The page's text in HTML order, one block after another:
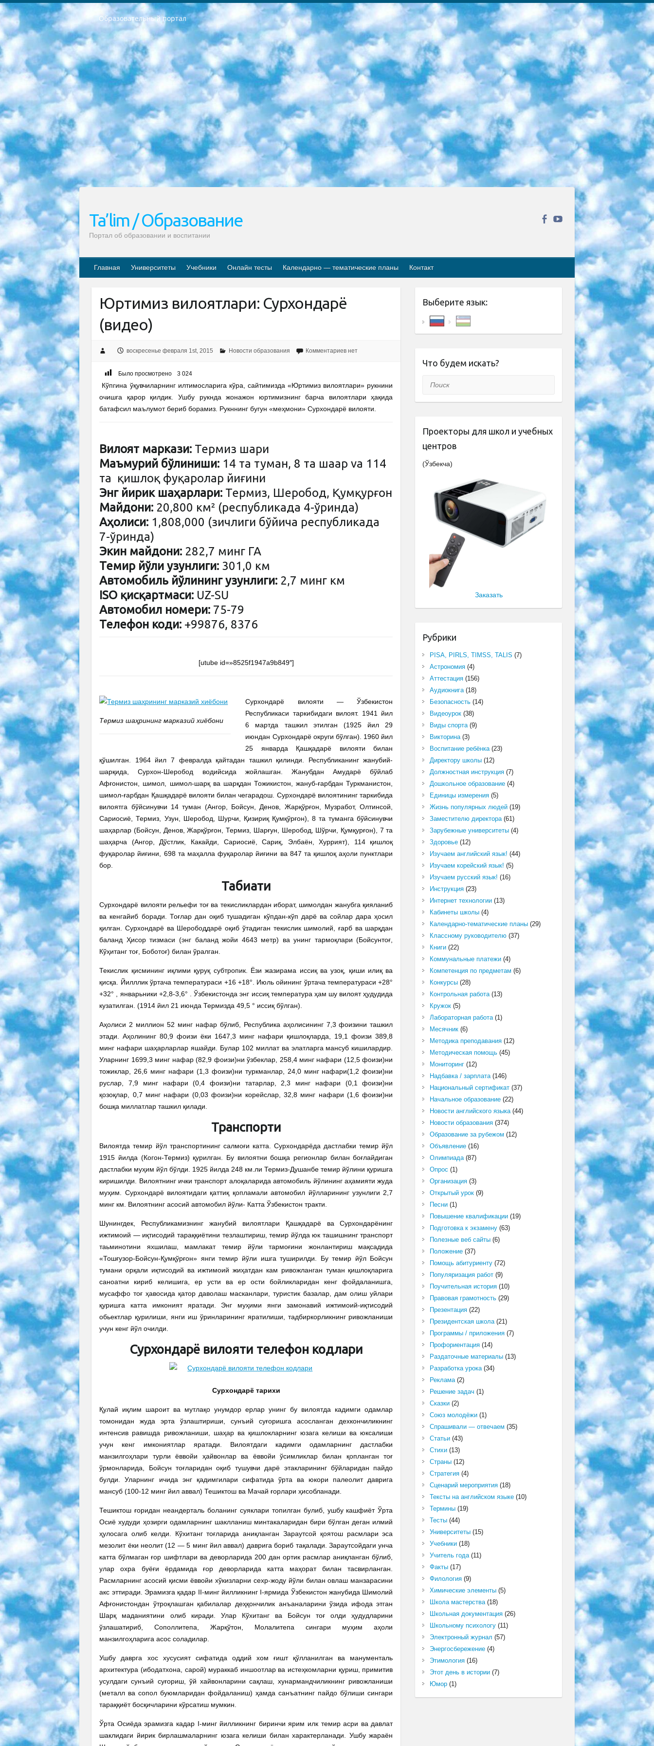
Образовательный портал
РЕСПУБЛИКА УЗБЕКИСТАН МИНИСТРЕРСТВО ДОШКОЛЬНОГО И ШКОЛЬНОГО ОБРАЗОВАНИЯ КОМАНДА в общеобразовательных учреждениях в 2023-2024 учебном году организация и проведение итоговой государственной аттестации обучающихся о Министра дошкольного и школьного образования Республики Узбекистан от 4 марта 2008 года (постановлением Минюста от 20 марта 2008 года № 1778 государственной регистрации) «Итоговое состояние учащихся общего среднего образования на основании положения об утверждении положения об аттестации общего среднего образования выпускной экзамен студентов в образовательных учреждениях в 2023-2024 учебном году В целях организации и прохождения аттестации приказываю: 1. Следующее: перечень предметов, по которым будет проводиться итоговая государственная аттестация и экзамен формы перевода согласно приложению 1; сертификаты международного образца, оценивающие уровень владения иностранными языками перечень согласно приложению 2; 2. Педагогический при специализированных образовательных учреждениях. научно-практический центр квалификации и международной оценки (Д.Давидова) 2024 г. До 25 марта: задания по предметам, по которым будет проводиться итоговая аттестация разработка и утверждение технических условий; итоговая аттестация на основании разработанного предметного задания разработка вопросов по предметам (устно и письменно), экзамен передача; общеобразовательные средние школы и специальные учебные заведения учащиеся выпускных классов школ и интернатов в агентской системе подготовка базы данных экзаменационных материалов и критериев оценки; перевод базы экзаменационных материалов на все языки обучения подать в Республиканский образовательный центр для изготовления; варианты экзаменов на основе разработанных контрольных материалов пусть будут поставлены задачи формирования. 3. Республиканский образовательный центр (Ш.Худайкулов) до 5 апреля 2024 года. до: база данных предоставленных экзаменационных материалов на все языки обучения перевод и экспертиза; для слепых, слабовидящих, глухих, слабослышащих и умственно отсталых детей учащиеся выпускных классов специализированных школ и школ-интернатов база данных экзаменационных материалов на всех преподаваемых языках подготовка критериев оценки; специализированные школы для умственно отсталых детей и технологии для учащихся выпускных классов школ-интернатов разработка соответствующих рекомендаций и критериев проведения ЕГЭ по естествознанию давать задания. 4. Педагогический при специализированных образовательных учреждениях. Научно-практический центр навыков и международной оценки (Д.Давидова), Республика образовательный центр (Худайкулов Ш.) итоговый государственный аттестационный экзамен ориентирован на творческое и логическое мышление при подготовке базы материалов учитывать введение заданий. 5. Следует отметить, что: сертификат государственного образца о знании общеобразовательного предмета и как минимум национальный уровень B1 по предметам на иностранных языках, указанным в Приложении 2. или международно признанный сертификат эквивалентного уровня студенты, изучающие определенный предмет, освобождаются от экзамена; по соответствующим предметам запланирована итоговая государственная аттестация за день до дня, путем жеребьевки Рабочей группой (в письменной форме по предметам, проводимым в форме) из числа сформированных вариантов выбрано 2 варианта; 2 выбранных варианта экзамена анонсированы на официальном сайте министерства и все выпускники по всей стране на основе этих вариантов проводит итоговую государственную аттестацию. 6. Государственное образование учащихся средних общеобразовательных учреждений. знания в соответствии с квалификационными требованиями, которые необходимо приобрести на основании стандартов итоговый (выпускной) контроль для 9 и 11 классов в целях тестирования Экзамены (далее – экзамены) состоят из предметов, перечисленных в приложении 1. будет сделано. 7. Экзамены пройдут с 26 мая по 15 июня 2024 г. (кроме науки физического воспитания). 8. Физическая для учащихся 9 классов общесредних образовательных учреждений. Экзамены по предмету «Образование, квалификация медицина» 1-6 мая 2024 года. сотрудники перевести под присмотр (с отклонениями в физическом или умственном развитии) специализированная школа для детей, школы-интернаты и со сколиозом школы-интернаты санаторного типа для больных детей исключены). 9. Он был слепым, слабовидящим и имел нарушения опорно-двигательного аппарата. экзамены в специализированных школах и интернатах для детей должны проводиться исходя из требований, предъявляемых к общеобразовательным учреждениям (физкультура кроме науки). 10. Специализированная школа для глухих и слабослышащих детей. и экзамены в интернатах и быть реализован в виде письменного теста по математике. 11. Специальность для умственно отсталых детей. Для 9 класса Родной язык и литературное письмо Государственный язык (язык обучения – узбекский). для неклассов) написано Математическое письмо Письменная/устная история Узбекистана Физическое воспитание практично Итоговый контроль Для 11 класса Написание родного языка и литературы (эссе) Математическое письмо Узбекский язык (обучение на узбекском языке) не посещающее общее среднее образование для учреждений)/Образовательное учреждение выбор письменный и устный Иностранный язык письменный/устный Письменная/устная история Узбекистана *По выбору студента:  Химия  Физика  Основы государственного права  География 10 бесплатных образовательных ресурсов - Мы составили подборку онлайн-проектов с интерактивными упражнениями, видеолекциями и статьями. Они помогут вам обрести новые и освежить старые знания бесплатно. 1. «ИНТУИТ» Старейшая образовательная площадка Рунета. Здесь вы найдёте сотни текстовых и видеокурсов на десятки различных тем — от программирования до психологии. Многие курсы подготовлены российскими университетами и крупными международными компаниями вроде Intel и Microsoft. Самостоятельное обучение бесплатное, но желающие могут оплатить услуги персональных наставников. 2. «Смартия» знакомит с актуальными профессиями и подсказывает, как им обучаться. Выбрав заинтересовавшую вас специальность — SMM-специалист, фотограф, веб-дизайнер или другую, — увидите список необходимых для неё умений. Чтобы вы могли освоить их самостоятельно, для каждого умения площадка отображает подборку ссылок на учебные материалы. Хотя «Смартия» ориентируется на русскоязычную аудиторию, часть контента всё же доступна только на английском. 3. «Лекторий Физтеха» Проект Московского физико-технического института (Физтеха). С его помощью вы можете смотреть онлайн серии лекций, записанные на видео в этом вузе. В числе доступных предметов — физика, биология, химия, информационные технологии и другие. К некоторым лекциям администрация ресурса прилагает готовые конспекты, которые можно скачивать в PDF-формате. 4. ITMOcourses Онлайн-площадка Санкт-Петербургского национального исследовательского университета информационных технологий, механики и оптики (ИТМО). Ресурс предоставляет свободный доступ к курсам, разработанным в этом вузе. Каталог материалов разбит на четыре категории: «Оптические системы и технологии», «Приборостроение и робототехника», «Информационные технологии» и «Биотехнологии». Курсы состоят из видеолекций, интерактивных демонстраций и заданий. 5. «КиберЛенинка» Электронная научная библиотека открытого доступа. Каталог площадки регулярно обрастает текстами статей из различных научных изданий. Сгруппированные по журналам и рубрикам публикации можно читать онлайн или скачивать целиком в PDF-формате. Проект нацелен на популяризацию науки за счёт открытого доступа к качественной информации. 6. «ПостНаука» На этом ресурсе публикуют подборки видеолекций, составленные экспертами из разных отраслей и объединённые общими темами. Среди них, к примеру, есть серии «Биоинформатика и геномика», «Культура средневековой Скандинавии» и Cinema Studies о теории кино. Каждая подборка лекций — логически связанная история, рассказанная экспертом от первого лица. Кроме того, на сайте появляются научно-образовательные статьи и тесты на разные темы. 7. «Newочём» Команда проекта «Newочём» отбирает самые интересные тексты из англоязычных СМИ и переводит те из них, за которые голосуют участники сообщества «ВКонтакте». По большей части это научно-популярные статьи. Редакторы придумывают лишь заголовки, в остальном содержание переводов соответствует оригиналам. Полные тексты можно читать прямо в социальной сети. 8. InternetUrok Онлайн-база материалов по основным дисциплинам школьной программы. Информация на сайте структурирована по классам, предметам и темам (урокам). Каждый урок состоит из видеолекций и конспектов. Есть также интерактивные тренажёры и тесты для закрепления пройденного материала. Даже если вы давно окончили школу, возможность повторить программу старших классов всегда может пригодиться. 9. Edutainme Ещё один ресурс об образовании. В отличие от Newtonew, как мне кажется, Edutainme больше ориентируется на представителей индустрии: педагогов, предпринимателей, разработчиков образовательных проектов. Но и любой, кто просто стремится к саморазвитию, найдёт на сайте много полезного и интересного для себя. Например, информацию о новых курсах и образовательных сервисах. 10. Newtonew Онлайн-медиа об образовании и обучении в широком смысле. Авторы Newtonew пишут об инструментах, заведениях, тактиках и стратегиях, которые помогают учить других и получать новые знания самостоятельно. На этой площадке вы найдёте новости, обзоры, аналитические мат
Ta’lim / Образование
Портал об образовании и воспитании
Главная Университеты Учебники Онлайн тесты Календарно — тематические планы Контакт
Юртимиз вилоятлари: Сурхондарё
(видео)
воскресенье февраля 1st, 2015 Новости образования Комментариев нет
Было просмотрено 3 024
Кўпгина ўқувчиларнинг илтимосларига кўра, сайтимизда «Юртимиз вилоятлари» рукнини
очишга қарор қилдик. Ушбу рукнда жонажон юртимизнинг барча вилоятлари ҳақида
батафсил маълумот бериб борамиз. Рукннинг бугун «меҳмони» Сурхондарё вилояти.
Вилоят маркази: Термиз шаҳри
Маъмурий бўлиниши: 14 та туман, 8 та шаҳар va 114
та қишлоқ фуқаролар йиғини
Энг йирик шаҳарлари: Термиз, Шеробод, Қумқурғон
Майдони: 20,800 км² (республикада 4-ўринда)
Аҳолиси: 1,808,000 (зичлиги бўйича республикада
7-ўринда)
Экин майдони: 282,7 минг ГА
Темир йўли узунлиги: 301,0 км
Автомобиль йўлининг узунлиги: 2,7 минг км
ISO қисқартмаси: UZ-SU
Автомобил номери: 75-79
Телефон коди: +99876, 8376
[utube id=»8525f1947a9b849″]
Термиз шаҳрининг марказий хиёбони
Сурхондарё вилояти — Ўзбекистон
Республикаси таркибидаги вилоят. 1941 йил
6 мартда ташкил этилган (1925 йил 29
июндан Сурхондарё округи бўлган). 1960 йил
25 январда Қашқадарё вилояти билан
қўшилган. 1964 йил 7 февралда қайтадан ташкил қилинди. Республиканинг жанубий-
шарқида, Сурхон-Шеробод водийсида жойлашган. Жанубдан Амударё бўйлаб
Афғонистон, шимол, шимол-шарқ ва шарқдан Тожикистон, жануб-ғарбдан Туркманистон,
шимол-ғарбдан Қашқадарё вилояти билан чегарадош. Сурхондарё вилоятининг таркибида
вилоятга бўйсинувчи 14 туман (Ангор, Бойсун, Денов, Жарқўрғон, Музработ, Олтинсой,
Сариосиё, Термиз, Узун, Шеробод, Шурчи, Қизириқ Қумқўрғон), 8 та туманга бўйсинувчи
шаҳарлар (Бойсун, Денов, Жарқўрғон, Термиз, Шарғун, Шеробод, Шўрчи, Қумқурғон), 7 та
шаҳарча (Ангор, Дўстлик, Какайди, Сариосиё, Сариқ, Элбаён, Хуррият), 114 қишлоқ
фуқаролар йиғини, 698 та маҳалла фуқаролар йиғини ва 847 та қишлоқ аҳоли пунктлари
бор.
Табиати
Сурхондарё вилояти рельефи тоғ ва текисликлардан иборат, шимолдан жанубга қияланиб
ва кенгайиб боради. Тоғлар дан оқиб тушадиган кўпдан-кўп дарё ва сойлар дара ҳосил
қилган. Сурхондарё ва Шерободдарё оқиб ўтадиган текислик шимолий, ғарб ва шарқдан
баланд Ҳисор тизмаси (энг баланд жойи 4643 метр) ва унинг тармоқлари (Бойсунтоғ,
Кўҳитанг тоғ, Боботоғ) билан ўралган.
Текислик қисмининг иқлими қуруқ субтропик. Ёзи жазирама иссиқ ва узоқ, қиши илиқ ва
қисқа. Йилллик ўртача температураси +16 +18°. Июль ойининг ўртача температураси +28°
+32° , январьники +2,8-3,6° . Ўзбекистонда энг иссиқ температура ҳам шу вилоят ҳудудида
кузатилган. (1914 йил 21 июнда Термизда 49,5 ° иссиқ бўлган).
Аҳолиси 2 миллион 52 минг нафар бўлиб, Республика аҳолисининг 7,3 фоизини ташкил
этади. Аҳолининг 80,9 фоизи ёки 1647,3 минг нафари қишлоқларда, 19,1 фоизи 389,8
минг нафари шаҳарларлар яшайди. Булар 102 миллат ва элатларга мансуб кишилардир.
Уларнинг 1699,3 минг нафар (82,9 фоизи)ни ўзбеклар, 258,4 минг нафари (12,5 фоизи)ни
тожиклар, 26,6 минг нафари (1,3 фоизи)ни туркманлар, 24,0 минг нафари(1,2 фоизи)ни
руслар, 7,9 минг нафари (0,4 фоизи)ни татарлар, 2,3 минг нафари (0,1 фоизи)ни
қозоқлар, 0,7 минг нафари (0,03 фоизи)ни корейслар, 32,8 минг нафари (1,6 фоизи)ни
бошқа миллатлар ташкил қилади.
Транспорти
Вилоятда темир йўл транспортининг салмоғи катта. Сурхондарёда дастлабки темир йўл
1915 йилда (Когон-Термиз) қурилган. Бу вилоятни бошқа регионлар билан боғлайдиган
дастлабки муҳим йўл бўлди. 1925 йилда 248 км.ли Термиз-Душанбе темир йўлини қуришга
киришилди. Вилоятнинг ички транспорт алоқаларида автомобиль йўлининг аҳамияти жуда
муҳим. Сурхондарё вилоятидаги қаттиқ қопламали автомобил йўлларининг узунлиги 2,7
минг км. Вилоятнинг асосий автомобил йўли- Катта Ўзбекистон тракти.
Шунингдек, Республикамизнинг жанубий вилоятлари Қашқадарё ва Сурхондарёнинг
ижтимоий — иқтисодий тараққиётини тезлаштириш, темир йўлда юк ташишнинг транспорт
таьминотини яхшилаш, мамлакат темир йўли тармоғини жонлантириш мақсадида
«Тошғузор-Бойсун-Қумқўрғон» янги темир йўли ишга туширилди. Бу темир йўл Бойсун
тумани орқали иқтисодий ва ижтимоий жиҳатдан кам ривожланган туман қишлоқларига
саноатни кириб келишига, ер усти ва ер ости бойликларидан кенг фойдаланишга,
мусаффо тоғ ҳавосида қатор даволаш масканлари, туристик базалар, дам олиш уйлари
қуришга катта имконият яратади. Энг муҳими янги замонавий ижтимоий-иқтисодий
обьектлар қурилиши, янги иш ўринларининг яратилиши, тадбиркорликнинг ривожланиши
учун кенг йўл очилди.
Сурхондарё вилояти телефон кодлари
Сурхондарё тарихи
Қулай иқлим шароит ва мутлақо унумдор ерлар унинг бу вилоятда кадимги одамлар
томонидан жуда эрта ўзлаштириши, сунъий суғоришга асосланган дехкончиликнинг
интенсив равишда ривожланиши, шаҳар ва қишлокларнинг юзага келиши ва юксалиши
учун кенг имкониятлар яратади. Вилоятдаги кадимги одамларнинг дастлабки
манзилгоҳлари турли ёввойи ҳайвонлар ва ёввойи ўсимликлар билан қопланган тоғ
ўрмонларида, Бойсун тоғларидан оқиб тушувчи дарё этакларининг бўйларидан пайдо
булди. Уларнинг ичида энг қадимгилари сифатида ўрта ва юкори палеолит даврига
мансуб (100-12 минг йил аввал) Тешиктош ва Мачай ғорлари ҳисобланади.
Тешиктош ғоридан неандерталь боланинг суяклари топилган булиб, ушбу кашфиёт Ўрта
Осиё худуди ҳозирги одамларнинг шаклланиш минтакаларидан бири бўлган деган илмий
ҳулосага олиб келди. Кўхитанг тоғларида аниқланган Зараутсой қоятош расмлари эса
мезолит ёки неолит (12 — 5 минг йил аввал) даврига бориб тақалади. Зараутсойдаги унча
катта бўлмаган ғор шифтлари ва деворларида 200 дан ортик расмлар аниқланган бўлиб,
улар охра буёғи ёрдамида ғор деворларида катта маҳорат билан тасвирланган.
Расмларнинг асосий қисми ёввойи хўкизларни сехр-жоду йўли билан овлаш манзарасини
акс эттиради. Эрамизга қадар II-минг йилликнинг I-ярмида Ўзбекистон жанубида Шимолий
Афғонистондан ўтроқлашган қабилалар деҳқончилик анъаналарини ўзида ифода этган
Шарқ маданиятини олиб киради. Улар Кўхитанг ва Бойсун тоғ олди ҳудудларини
ўзлашатириб, Сополлитепа, Жарқўтон, Молалитепа сингари муҳим аҳоли
манзилгоҳларига асос соладилар.
Ушбу даврга хос хусусият сифатида оддий хом ғишт қўлланилган ва манументаль
архитектура (ибодатхона, сарой) мураккаб иншоотлар ва истеҳкомларни қуриш, примитив
усулдаги сунъий суғориш, ўй хайвонларини сақлаш, хунармандчиликнинг ривожланиши
(металл ва сопол буюмларидан фойдаланиш) ҳамда санъатнинг пайдо бўлиши сингари
тараққиёт босқичларини кўрсатиш мумкин.
Ўрта Осиёда эрамизга кадар I-минг йилликнинг биринчи ярим илк темир асри ва давлат
шаклидаги йирик бирлашмаларнинг юзага келиши билан характерланади. Ушбу жараён
Выберите язык:
Что будем искать?
Поиск
Проекторы для школ и учебных
центров
(Ўзбекча)
Заказать
Рубрики
PISA, PIRLS, TIMSS, TALIS (7)
Астрономия(4)
Аттестация(156)
Аудиокнига(18)
Безопасность(14)
Видеоурок(38)
Виды спорта(9)
Викторина(3)
Воспитание ребёнка(23)
Директору школы(12)
Должностная инструкция(7)
Дошкольное образование(4)
Единицы измерения(5)
Жизнь популярных людей(19)
Заместителю директора(61)
Зарубежные университеты(4)
Здоровье(12)
Изучаем английский язык! (44)
Изучаем корейский язык! (5)
Изучаем русский язык! (16)
Инструкция(23)
Интернет технологии(13)
Кабинеты школы(4)
Календарно-тематические планы(29)
Классному руководителю(37)
Книги(22)
Коммунальные платежи(4)
Компетенция по предметам (6)
Конкурсы(28)
Контрольная работа(13)
Кружок(5)
Лабораторная работа(1)
Месячник(6)
Методика преподавания(12)
Методическая помощь(45)
Мониторинг(12)
Надбавка / зарплата(146)
Национальный сертификат(37)
Начальное образование(22)
Новости английского языка(44)
Новости образования(374)
Образование за рубежом (12)
Объявление(16)
Олимпиада(87)
Опрос (1)
Организация(3)
Открытый урок(9)
Песни(1)
Повышение квалификации(19)
Подготовка к экзамену(63)
Полезные веб сайты(6)
Положение(37)
Помощь абитуриенту(72)
Популяризация работ(9)
Поучительная история(10)
Правовая грамотность(29)
Презентация(22)
Президентская школа(21)
Программы / приложения(7)
Профориентация(14)
Раздаточные материалы(13)
Разработка урока(34)
Реклама(2)
Решение задач (1)
Сказки(2)
Союз молодёжи(1)
Спрашивали — отвечаем (35)
Статьи(43)
Стихи(13)
Страны(12)
Стратегия(4)
Сценарий мероприятия(18)
Тексты на английском языке(10)
Термины(19)
Тесты(44)
Университеты(15)
Учебники(18)
Учитель года(11)
Факты(17)
Филология(9)
Химические элементы(5)
Школа мастерства(18)
Школьная документация(26)
Школьному психологу(11)
Электронный журнал (57)
Энергосбережение(4)
Этимология(16)
Этот день в истории(7)
Юмор(1)